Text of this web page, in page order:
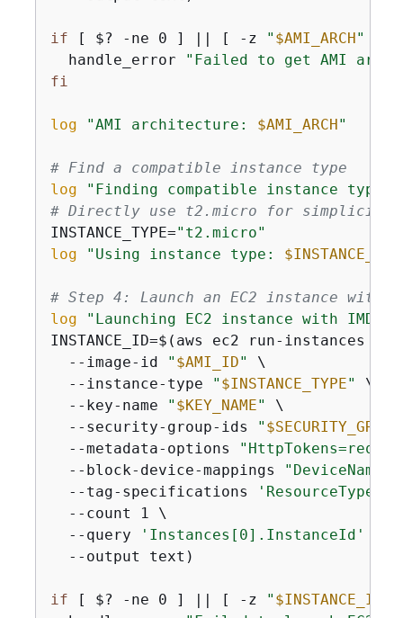
if [ $? -ne 0 ] || [ -z " $AMI_ARCH"
  handle_error
"Failed to get AMI
fi
log "AMI architecture: $AMI_ARCH"
# Find a compatible instance type
log
"Finding compatible instance
# Directly use t2.micro for simplicity
INSTANCE_TYPE="t2.micro"
log
"Using instance type:
# Step 4: Launch an EC2 instance with
log
"Launching EC2 instance with
INSTANCE_ID=$(aws ec2 run-instances \
  --image-id
" $AMI_ID"
\
  --instance-type
" $INSTANCE_TYPE"
\
  --key-name
" $KEY_NAME"
\
  --security-group-ids
"
  --metadata-options
  --block-device-mappings
  --tag-specifications
  --count 1 \
  --query
'Instances[0].InstanceId'
  --output text)
if [ $? -ne 0 ] || [ -z " $INSTANCE_ID